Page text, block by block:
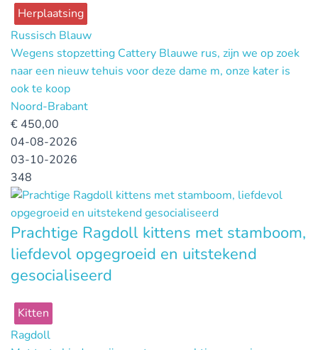
Herplaatsing
Russisch Blauw
Wegens stopzetting Cattery Blauwe rus, zijn we op zoek
naar een nieuw tehuis voor deze dame m, onze kater is
ook te koop
Noord-Brabant
€ 450,00
04-08-2026
03-10-2026
348
Prachtige Ragdoll kittens met stamboom,
liefdevol opgegroeid en uitstekend
gesocialiseerd
Kitten
Ragdoll